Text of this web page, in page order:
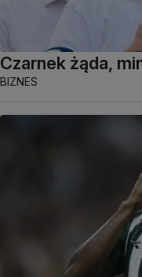
Czarnek żąda,
BIZNES